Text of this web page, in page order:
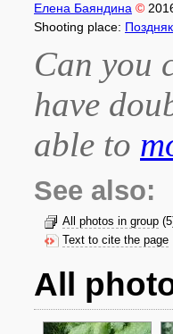
Елена Баяндина ©
Shooting place:
Can you
have
able to
See also:
All photos in group
Text to cite the page
All